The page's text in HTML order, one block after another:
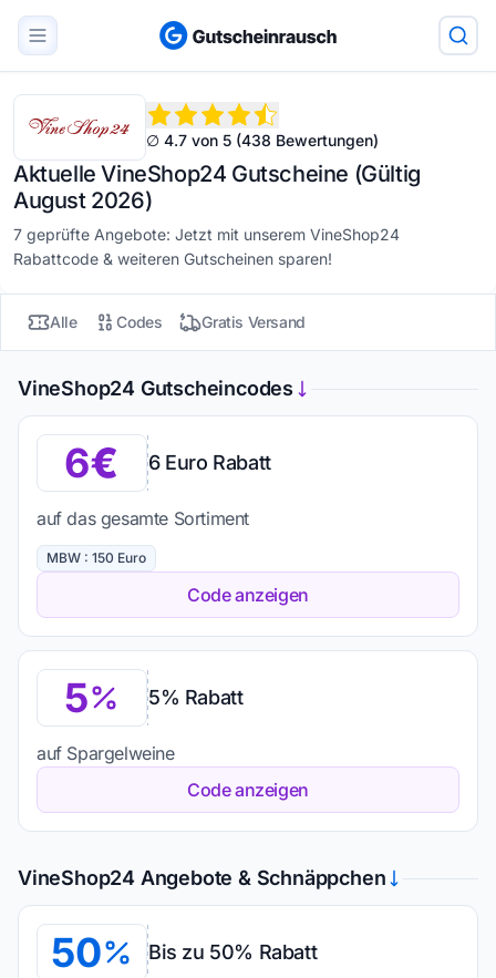
∅ 4.7 von 5 (438 Bewertungen)
Aktuelle VineShop24 Gutscheine (Gültig
August 2026)
7 geprüfte Angebote: Jetzt mit unserem VineShop24
Rabattcode & weiteren Gutscheinen sparen!
Alle Codes Gratis Versand
VineShop24 Gutscheincodes
6 6 Euro Rabatt
auf das gesamte Sortiment
MBW : 150 Euro
Code anzeigen
5 5% Rabatt
auf Spargelweine
Code anzeigen
VineShop24 Angebote & Schnäppchen
50 Bis zu 50% Rabatt